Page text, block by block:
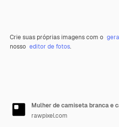
Crie suas próprias imagens com o
nosso editor de fotos.
rawpixel.com